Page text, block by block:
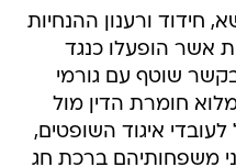
חידוד ורענון ההנחיות
אשר הופעלו כנגד
בקשר שוטף עם גורמי
חומרת הדין מול
איגוד השופטים,
משפחותיהם ברכת חג